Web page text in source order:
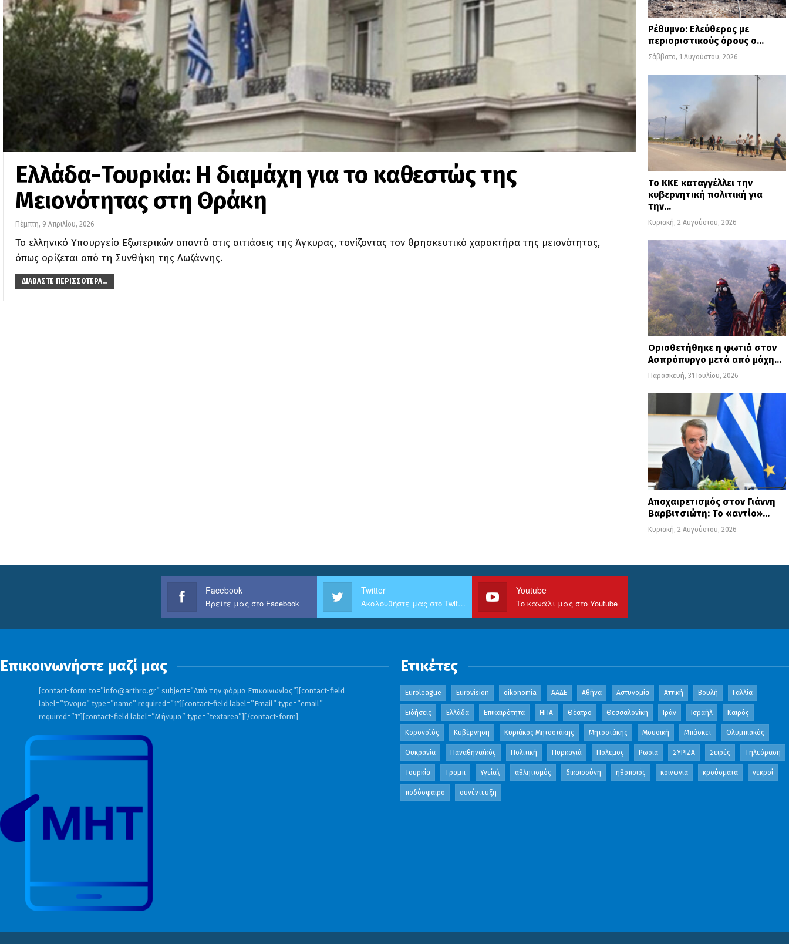
Ελλάδα-Τουρκία: Η διαμάχη για το καθεστώς της
Μειονότητας στη Θράκη
Πέμπτη, 9 Απριλίου, 2026
Το ελληνικό Υπουργείο Εξωτερικών απαντά στις αιτιάσεις της Άγκυρας, τονίζοντας τον θρησκευτικό χαρακτήρα της μειονότητας,
όπως ορίζεται από τη Συνθήκη της Λωζάννης.
ΔΙΑΒΆΣΤΕ ΠΕΡΙΣΣΌΤΕΡΑ...
Ρέθυμνο: Ελεύθερος με
περιοριστικούς όρους ο…
Σάββατο, 1 Αυγούστου, 2026
Το ΚΚΕ καταγγέλλει την
κυβερνητική πολιτική για
την…
Κυριακή, 2 Αυγούστου, 2026
Οριοθετήθηκε η φωτιά στον
Ασπρόπυργο μετά από μάχη…
Παρασκευή, 31 Ιουλίου, 2026
Αποχαιρετισμός στον Γιάννη
Βαρβιτσιώτη: Το «αντίο»…
Κυριακή, 2 Αυγούστου, 2026
Facebook
Βρείτε μας στο Facebook
Twitter
Ακολουθήστε μας στο Twitter
Youtube
Το κανάλι μας στο Youtube
Επικοινωνήστε μαζί μας
[contact-form to=”info@arthro.gr” subject=”Από την φόρμα Επικοινωνίας”][contact-field
label=”Όνομα” type=”name” required=”1″][contact-field label=”Email” type=”email”
required=”1″][contact-field label=”Μήνυμα” type=”textarea”][/contact-form]
Ετικέτες
Euroleague Eurovision oikonomia ΑΑΔΕ Αθήνα Αστυνομία Αττική Βουλή Γαλλία
Ειδήσεις Ελλάδα Επικαιρότητα ΗΠΑ Θέατρο Θεσσαλονίκη Ιράν Ισραήλ Καιρός
Κορονοϊός Κυβέρνηση Κυριάκος Μητσοτάκης Μητσοτάκης Μουσική Μπάσκετ Ολυμπιακός
Ουκρανία Παναθηναϊκός Πολιτική Πυρκαγιά Πόλεμος Ρωσια ΣΥΡΙΖΑ Σειρές Τηλεόραση
Τουρκία Τραμπ Υγεία\ αθλητισμός δικαιοσύνη ηθοποιός κοινωνια κρούσματα νεκροί
ποδόσφαιρο συνέντευξη